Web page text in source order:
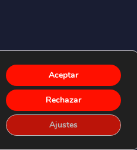
Aceptar
Rechazar
Ajustes